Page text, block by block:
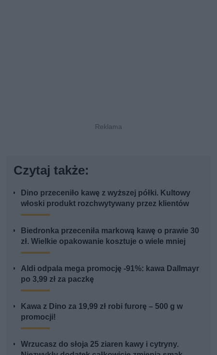
Czytaj także:
Dino przeceniło kawę z wyższej półki. Kultowy
włoski produkt rozchwytywany przez klientów
Biedronka przeceniła markową kawę o prawie 30
zł. Wielkie opakowanie kosztuje o wiele mniej
Aldi odpala mega promocję -91%: kawa Dallmayr
po 3,99 zł za paczkę
Kawa z Dino za 19,99 zł robi furorę – 500 g w
promocji!
Wrzucasz do słoja 25 ziaren kawy i cytryny.